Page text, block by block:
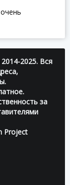
2025. Вся
за
Project